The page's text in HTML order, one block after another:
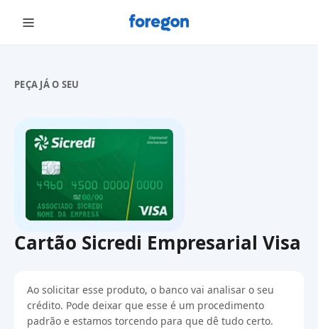
Foregon.com
PEÇA JÁ O SEU
Cartão Sicredi Empresarial Visa
Ao solicitar esse produto, o banco vai analisar o seu
crédito. Pode deixar que esse é um procedimento
padrão e estamos torcendo para que dê tudo certo.